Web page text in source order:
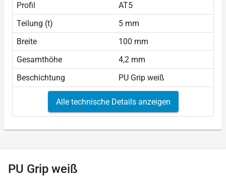
Profil
AT5
Teilung (t)
5 mm
Breite
100 mm
Gesamthöhe
4,2 mm
Beschichtung
PU Grip weiß
Alle technische Details anzeigen
PU Grip weiß